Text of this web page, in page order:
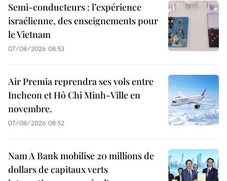
Semi-conducteurs : l’expérience
israélienne, des enseignements pour
le Vietnam
07/08/2026 08:53
Air Premia reprendra ses vols entre
Incheon et Hô Chi Minh-Ville en
novembre.
07/08/2026 08:52
Nam A Bank mobilise 20 millions de
dollars de capitaux verts